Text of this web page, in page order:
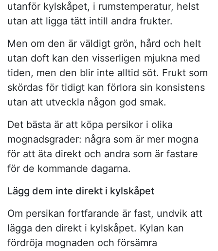
utanför kylskåpet, i rumstemperatur, helst
utan att ligga tätt intill andra frukter.
Men om den är väldigt grön, hård och helt
utan doft kan den visserligen mjukna med
tiden, men den blir inte alltid söt. Frukt som
skördas för tidigt kan förlora sin konsistens
utan att utveckla någon god smak.
Det bästa är att köpa persikor i olika
mognadsgrader: några som är mer mogna
för att äta direkt och andra som är fastare
för de kommande dagarna.
Lägg dem inte direkt i kylskåpet
Om persikan fortfarande är fast, undvik att
lägga den direkt i kylskåpet. Kylan kan
fördröja mognaden och försämra